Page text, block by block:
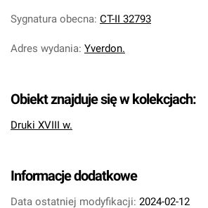
Sygnatura obecna: CT-II 32793
Adres wydania: Yverdon.
Obiekt znajduje się w kolekcjach:
Druki XVIII w.
Informacje dodatkowe
Data ostatniej modyfikacji: 2024-02-12